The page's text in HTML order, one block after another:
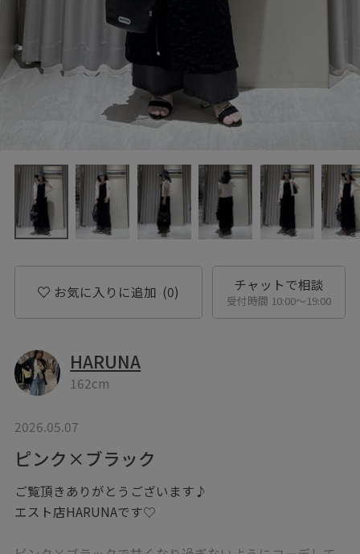
お気に入りに追加 (0) チャットで相談
受付時間 10:00〜19:00
HARUNA
162cm
2026.05.07
ピンク×ブラック
ご覧頂きありがとうございます♪
エスト店HARUNAです♡